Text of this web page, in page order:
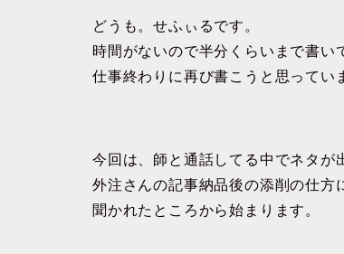
どうも。せふぃるです。
時間がないので半分くらいまで書い
仕事終わりに再び書こうと思ってい
今回は、師と通話してる中でネタが
外注さんの記事納品後の添削の仕方
聞かれたところから始まります。